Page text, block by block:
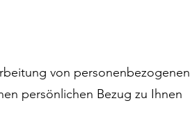
von personenbezogenen
persönlichen Bezug zu Ihnen